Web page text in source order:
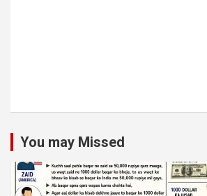
You may Missed